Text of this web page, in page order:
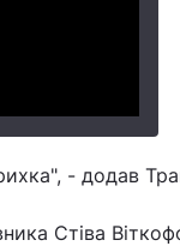
- додав
Стіва